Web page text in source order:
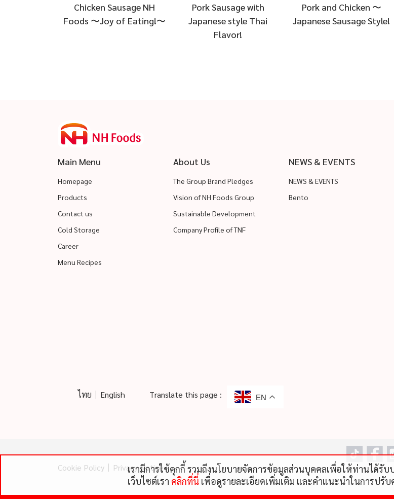
Chicken Sausage NH
Foods 〜Joy of Eating!〜
Pork Sausage with
Japanese style Thai
Flavor!
Pork and Chicken 〜
Japanese Sausage Style!
Main Menu
Homepage
Products
Contact us
Cold Storage
Career
Menu Recipes
About Us
The Group Brand Pledges
Vision of NH Foods Group
Sustainable Development
Company Profile of TNF
NEWS & EVENTS
NEWS & EVENTS
Bento
ไทย English Translate this page : EN
Cookie Policy Privacy Notice
เรามีการใช้คุกกี้ รวมถึงนโยบายจัดการข้อมูลส่วนบุคคลเพื่อให้ท่านได้รั
เว็บไซต์เรา คลิกที่นี่เพื่อดูรายละเอียดเพิ่มเติม และคําแนะนําในการปรับ